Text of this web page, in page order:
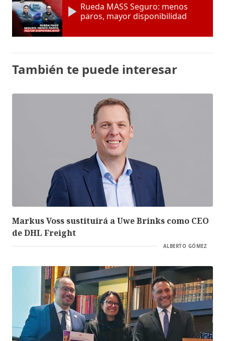
Rueda MASS Seguro: menos
paros, mayor disponibilidad
También te puede interesar
Markus Voss sustituirá a Uwe Brinks como CEO
de DHL Freight
ALBERTO GÓMEZ